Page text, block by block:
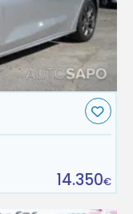
14.350€